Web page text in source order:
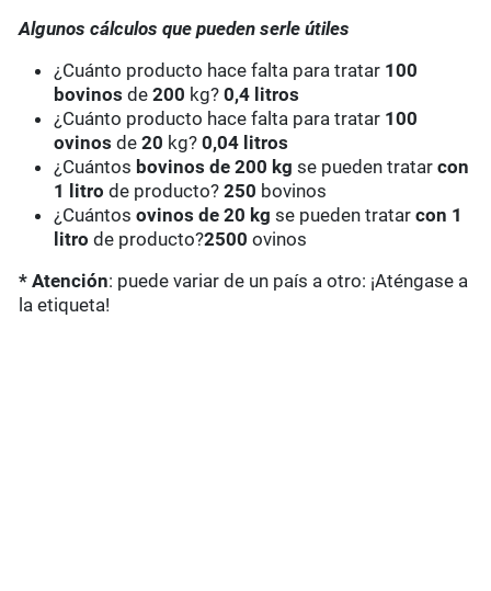
Algunos cálculos que pueden serle útiles
¿Cuánto producto hace falta para tratar 100
bovinosde200 kg?0,4 litros
¿Cuánto producto hace falta para tratar 100
ovinosde20 kg?0,04 litros
¿Cuántos bovinos de 200 kg se pueden tratarcon
1 litro de producto?250 bovinos
¿Cuántosovinos de 20 kg se pueden tratarcon 1
litro de producto?2500ovinos
* Atención: puede variar de un país a otro: ¡Aténgase a
la etiqueta!